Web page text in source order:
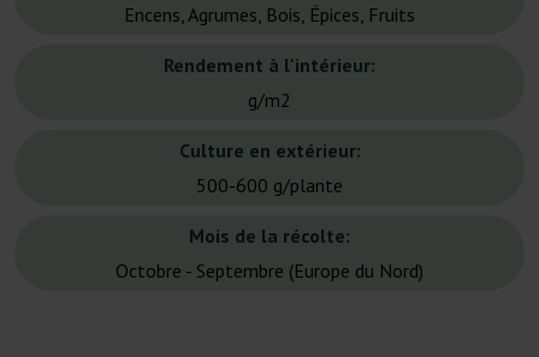
Encens, Agrumes, Bois, Épices, Fruits
Rendement à l'intérieur:
g/m2
Culture en extérieur:
500-600 g/plante
Mois de la récolte:
Octobre - Septembre (Europe du Nord)